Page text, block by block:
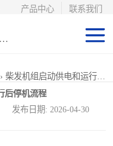
联系我们
产品中心
专为严苛商业应用而设计，提供卓越的价值和匹配的功能
› 柴发机组启动供电和运行后停机流程
后停机流程
发布日期: 2026-04-30